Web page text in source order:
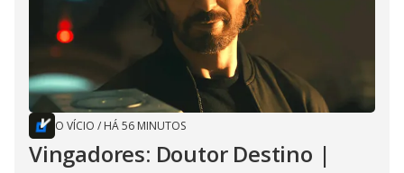
O VÍCIO / HÁ 56 MINUTOS
Vingadores: Doutor Destino |